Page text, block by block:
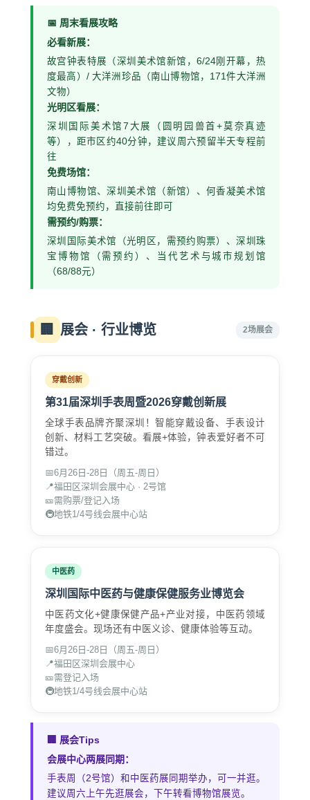
📅 周末看展攻略
必看新展：
故宫钟表特展（深圳美术馆新馆，6/24刚开幕，热
度最高）/ 大洋洲珍品（南山博物馆，171件大洋洲
文物）
光明区看展：
深圳国际美术馆7大展（圆明园兽首+莫奈真迹
等），距市区约40分钟，建议周六预留半天专程前
往
免费场馆：
南山博物馆、深圳美术馆（新馆）、何香凝美术馆
均免费免预约，直接前往即可
需预约/购票：
深圳国际美术馆（光明区，需预约购票）、深圳珠
宝博物馆（需预约）、当代艺术与城市规划馆
（68/88元）
🏢 展会 · 行业博览 2场展会
穿戴创新
第31届深圳手表周暨2026穿戴创新展
全球手表品牌齐聚深圳！智能穿戴设备、手表设计
创新、材料工艺突破。看展+体验，钟表爱好者不可
错过。
📅6月26日-28日（周五-周日）
📍福田区深圳会展中心 · 2号馆
🎫需购票/登记入场
🚇地铁1/4号线会展中心站
中医药
深圳国际中医药与健康保健服务业博览会
中医药文化+健康保健产品+产业对接，中医药领域
年度盛会。现场还有中医义诊、健康体验等互动。
📅6月26日-28日（周五-周日）
📍福田区深圳会展中心
🎫需登记入场
🚇地铁1/4号线会展中心站
🏢 展会Tips
会展中心两展同期：
手表周（2号馆）和中医药展同期举办，可一并逛。
建议周六上午先逛展会，下午转看博物馆展览。